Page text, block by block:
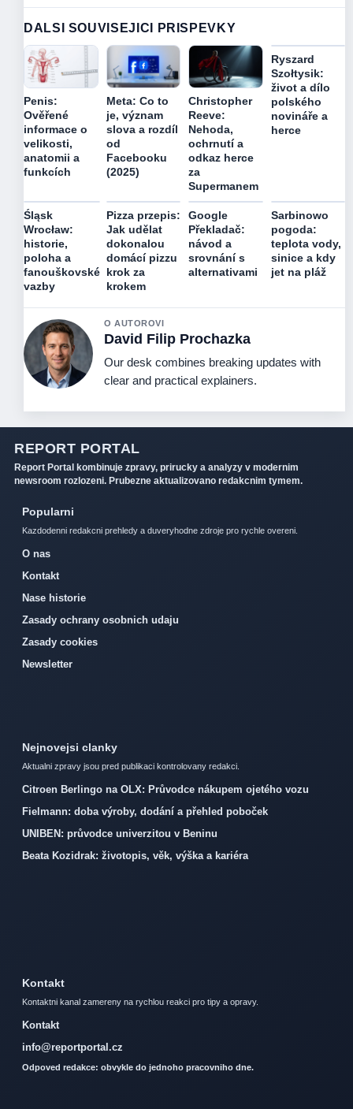
DALSI SOUVISEJICI PRISPEVKY
Penis:
Ověřené
informace o
velikosti,
anatomii a
funkcích
Meta: Co to
je, význam
slova a rozdíl
od
Facebooku
(2025)
Christopher
Reeve:
Nehoda,
ochrnutí a
odkaz herce
za
Supermanem
Ryszard
Szołtysik:
život a dílo
polského
novináře a
herce
Śląsk
Wrocław:
historie,
poloha a
fanouškovské
vazby
Pizza przepis:
Jak udělat
dokonalou
domácí pizzu
krok za
krokem
Google
Překladač:
návod a
srovnání s
alternativami
Sarbinowo
pogoda:
teplota vody,
sinice a kdy
jet na pláž
O AUTOROVI
David Filip Prochazka
Our desk combines breaking updates with
clear and practical explainers.
REPORT PORTAL
Report Portal kombinuje zpravy, prirucky a analyzy v modernim
newsroom rozlozeni. Prubezne aktualizovano redakcnim tymem.
Popularni
Kazdodenni redakcni prehledy a duveryhodne zdroje pro rychle overeni.
O nas
Kontakt
Nase historie
Zasady ochrany osobnich udaju
Zasady cookies
Newsletter
Nejnovejsi clanky
Aktualni zpravy jsou pred publikaci kontrolovany redakci.
Citroen Berlingo na OLX: Průvodce nákupem ojetého vozu
Fielmann: doba výroby, dodání a přehled poboček
UNIBEN: průvodce univerzitou v Beninu
Beata Kozidrak: životopis, věk, výška a kariéra
Kontakt
Kontaktni kanal zamereny na rychlou reakci pro tipy a opravy.
Kontakt
info@reportportal.cz
Odpoved redakce: obvykle do jednoho pracovniho dne.